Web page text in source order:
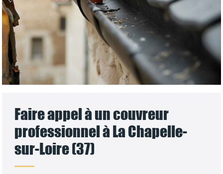
Faire appel à un couvreur
professionnel à La Chapelle-
sur-Loire (37)